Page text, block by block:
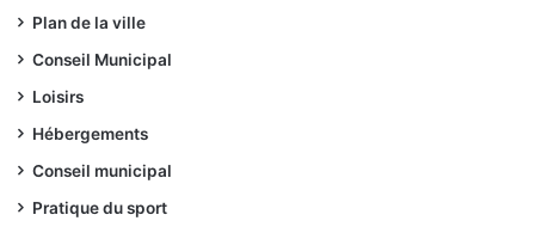
Plan de la ville
Conseil Municipal
Loisirs
Hébergements
Conseil municipal
Pratique du sport